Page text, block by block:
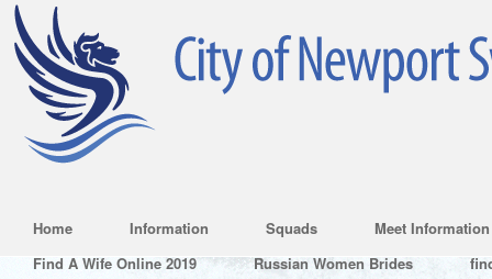
Home Information Squads
Meet Information
Find A Wife Online 2019
Russian Women Brides